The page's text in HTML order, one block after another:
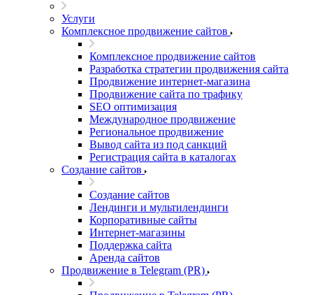
Услуги
Комплексное продвижение сайтов
Комплексное продвижение сайтов
Разработка стратегии продвижения сайта
Продвижение интернет-магазина
Продвижение сайта по трафику
SEO оптимизация
Международное продвижение
Региональное продвижение
Вывод сайта из под санкций
Регистрация сайта в каталогах
Создание сайтов
Создание сайтов
Лендинги и мультилендинги
Корпоративные сайты
Интернет-магазины
Поддержка сайта
Аренда сайтов
Продвижение в Telegram (PR)